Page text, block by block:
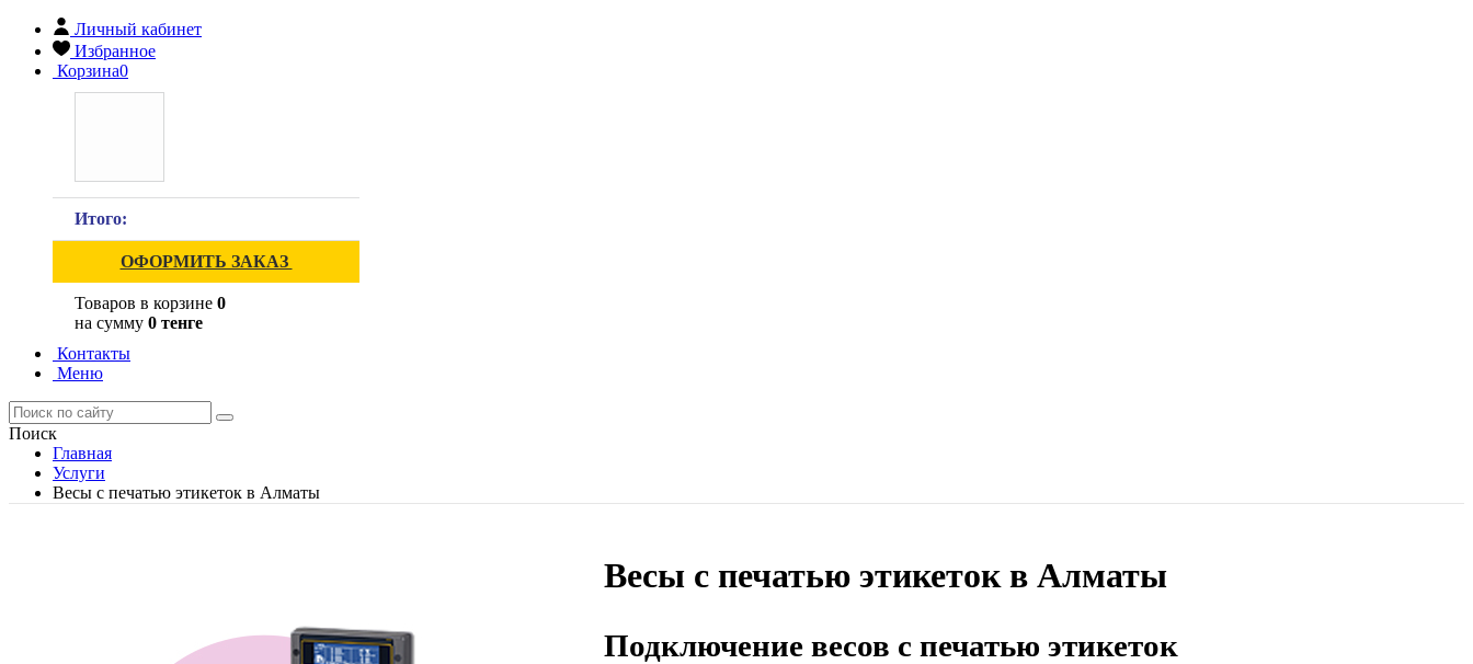
Личный кабинет
Избранное
Корзина0
Итого:
ОФОРМИТЬ ЗАКАЗ
Товаров в корзине 0
на сумму 0 тенге
Контакты
Меню
Поиск
Главная
Услуги
Весы с печатью этикеток в Алматы
Весы с печатью этикеток в Алматы
Подключение весов с печатью этикеток